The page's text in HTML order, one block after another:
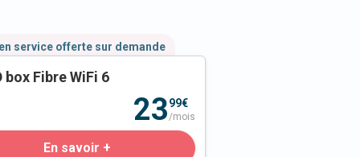
service offerte sur demande
box Fibre WiFi 6
2399€
/mois
En savoir +